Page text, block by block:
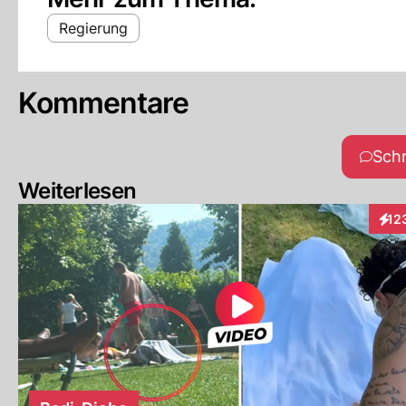
Regierung
Kommentare
Weiterlesen